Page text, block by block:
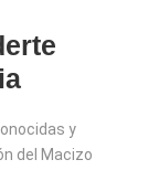
y
del Macizo